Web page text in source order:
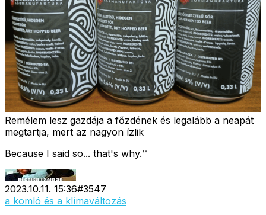
Remélem lesz gazdája a főzdének és legalább a neapát
megtartja, mert az nagyon ízlik
Because I said so... that's why.™
2023.10.11. 15:36#3547
a komló és a klímaváltozás